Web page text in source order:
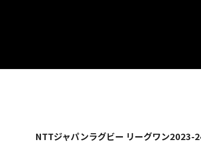
NTTジャパンラグビー リーグワン2023-